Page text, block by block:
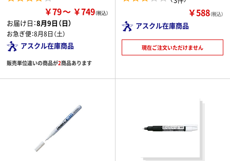
￥79 ￥749
お届け日：8月9日（日）
お急ぎ便：8月8日（土）
アスクル在庫商品
販売単位違いの商品が2商品あります
￥588（税込）
アスクル在庫商品
現在ご注文いただけません